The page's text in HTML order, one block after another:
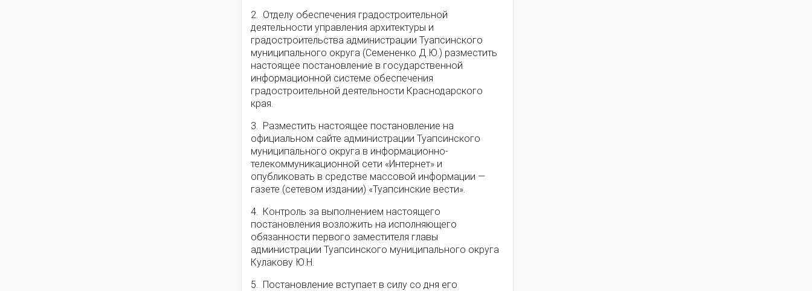
2. Отделу обеспечения градостроительной
деятельности управления архитектуры и
градостроительства администрации Туапсинского
муниципального округа (Семененко Д.Ю.) разместить
настоящее постановление в государственной
информационной системе обеспечения
градостроительной деятельности Краснодарского
края.
3. Разместить настоящее постановление на
официальном сайте администрации Туапсинского
муниципального округа в информационно-
телекоммуникационной сети «Интернет» и
опубликовать в средстве массовой информации —
газете (сетевом издании) «Туапсинские вести».
4. Контроль за выполнением настоящего
постановления возложить на исполняющего
обязанности первого заместителя главы
администрации Туапсинского муниципального округа
Кулакову Ю.Н.
5. Постановление вступает в силу со дня его